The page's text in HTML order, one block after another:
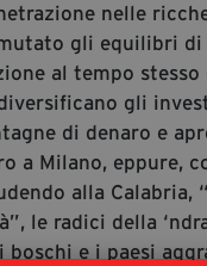
nelle
gli equilibri di
al tempo stesso
gli
di denaro e
a Milano, eppure,
alla Calabria,
le radici della
boschi e i paesi